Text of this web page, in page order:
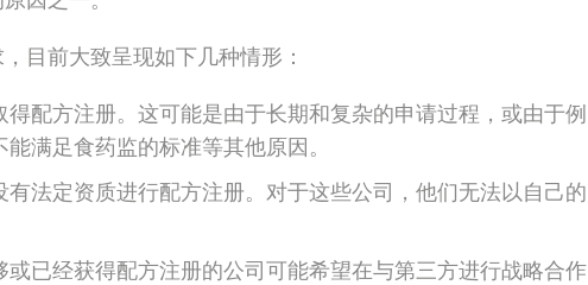
目前大致呈现如下几种情形：
得配方注册。这可能是由于长期和复杂的申请过程，或由于例
满足食药监的标准等其他原因。
有法定资质进行配方注册。对于这些公司，他们无法以自己的
或已经获得配方注册的公司可能希望在与第三方进行战略合作